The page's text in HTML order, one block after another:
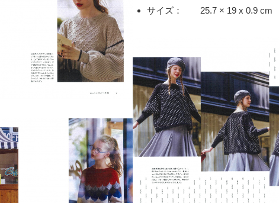
サイズ： 25.7 × 19 x 0.9 cm